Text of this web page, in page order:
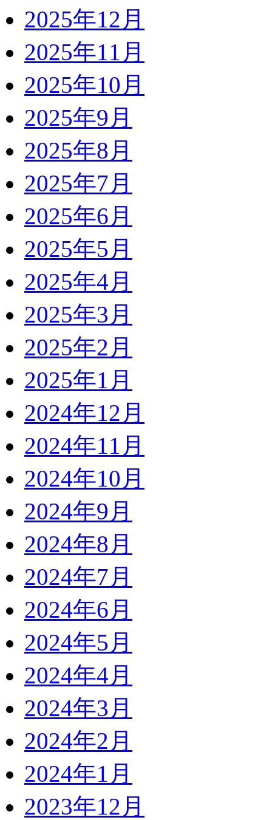
2025年12月
2025年11月
2025年10月
2025年9月
2025年8月
2025年7月
2025年6月
2025年5月
2025年4月
2025年3月
2025年2月
2025年1月
2024年12月
2024年11月
2024年10月
2024年9月
2024年8月
2024年7月
2024年6月
2024年5月
2024年4月
2024年3月
2024年2月
2024年1月
2023年12月